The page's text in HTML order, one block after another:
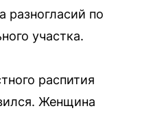
разногласий по
участка.
распития
Женщина